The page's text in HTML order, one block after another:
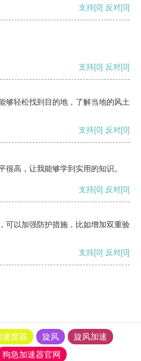
支持[0] 反对[0]
支持[0] 反对[0]
够轻松找到目的地，了解当地的风土
支持[0] 反对[0]
高，让我能够学到实用的知识。
支持[0] 反对[0]
可以加强防护措施，比如增加双重验
支持[0] 反对[0]
速度器 旋风
旋风加速
狗急加速器官网